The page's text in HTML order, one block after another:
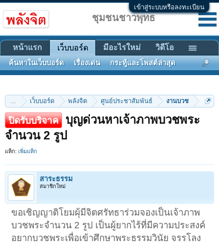
เข้าสู่ระบบหรือลงทะเบียน
... เว็บบอร์ด พลังจิต ศูนย์ประชาสัมพันธ์ งานบวช
ปิดรับบริจาค
บุญด่วนหาเจ้าภาพบวชพระ
จำนวน 2 รูป
แท็ก: เพิ่มแท็ก
สาระธรรม
สมาชิกใหม่
ขอเชิญญาติโยมผุ้มีจิตศรัทธาร่วมจองเป็นเจ้าภาพ
บวชพระจำนวน 2 รูป เป็นผู้ยากไร้ที่มีความประสงค์
อยากบวชพระเพื่อเข้าศึกษาพระธรรมวินัย จรรโลง
ชุมชนชาวพุทธ
หน้าแรก เว็บบอร์ด
ค้นหาในเว็บบอร์ด เรื่องเด่น กระทู้และโพสต์ล่าสุด
มีอะไรใหม่ วิดีโอ